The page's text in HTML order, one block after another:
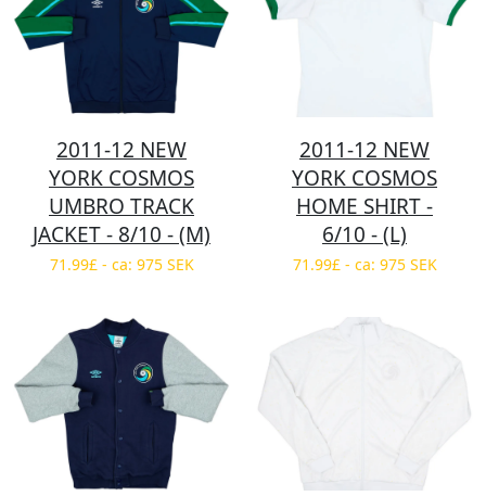
2011-12 NEW
YORK COSMOS
UMBRO TRACK
JACKET - 8/10 - (M)
71.99£ - ca: 975 SEK
2011-12 NEW
YORK COSMOS
HOME SHIRT -
6/10 - (L)
71.99£ - ca: 975 SEK